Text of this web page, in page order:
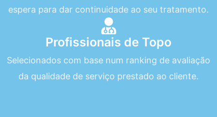
espera para dar continuidade ao seu tratamento.
Profissionais de Topo
Selecionados com base num ranking de avaliação
da qualidade de serviço prestado ao cliente.